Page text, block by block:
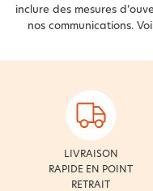
inclure des mesures
nos communications.
LIVRAISON
RAPIDE EN POINT
RETRAIT